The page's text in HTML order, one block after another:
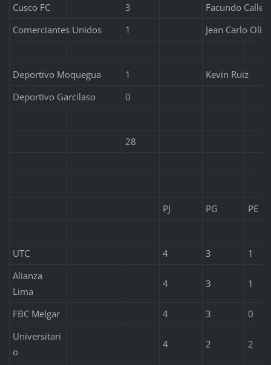
Cusco FC 3
Facundo
Comerciantes Unidos
1 Jean Carlo
Deportivo Moquegua 1
Kevin Ruiz
Deportivo Garcilaso
0
28
PJ PG PE
UTC 4 3
1
Alianza
Lima
4 3 1
FBC Melgar 4 3
0
Universitari
o
4 2 2